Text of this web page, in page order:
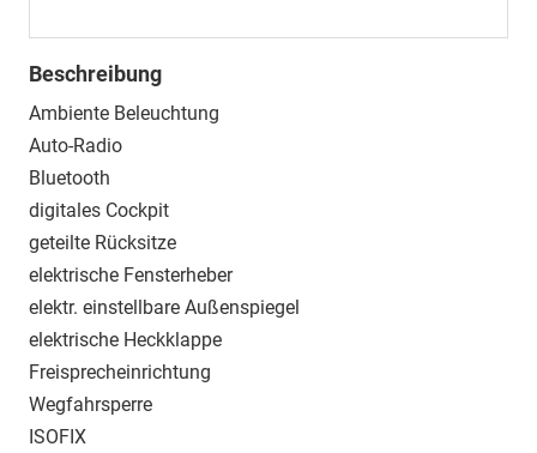
Beschreibung
Ambiente Beleuchtung
Auto-Radio
Bluetooth
digitales Cockpit
geteilte Rücksitze
elektrische Fensterheber
elektr. einstellbare Außenspiegel
elektrische Heckklappe
Freisprecheinrichtung
Wegfahrsperre
ISOFIX